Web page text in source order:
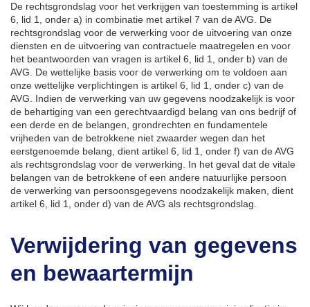
De rechtsgrondslag voor het verkrijgen van toestemming is artikel
6, lid 1, onder a) in combinatie met artikel 7 van de AVG. De
rechtsgrondslag voor de verwerking voor de uitvoering van onze
diensten en de uitvoering van contractuele maatregelen en voor
het beantwoorden van vragen is artikel 6, lid 1, onder b) van de
AVG. De wettelijke basis voor de verwerking om te voldoen aan
onze wettelijke verplichtingen is artikel 6, lid 1, onder c) van de
AVG. Indien de verwerking van uw gegevens noodzakelijk is voor
de behartiging van een gerechtvaardigd belang van ons bedrijf of
een derde en de belangen, grondrechten en fundamentele
vrijheden van de betrokkene niet zwaarder wegen dan het
eerstgenoemde belang, dient artikel 6, lid 1, onder f) van de AVG
als rechtsgrondslag voor de verwerking. In het geval dat de vitale
belangen van de betrokkene of een andere natuurlijke persoon
de verwerking van persoonsgegevens noodzakelijk maken, dient
artikel 6, lid 1, onder d) van de AVG als rechtsgrondslag.
Verwijdering van gegevens
en bewaartermijn